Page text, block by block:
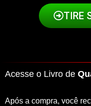
TIRE
Acesse o Livro de
Após a compra, você